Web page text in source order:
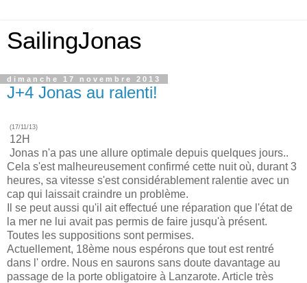
SailingJonas
dimanche 17 novembre 2013
J+4 Jonas au ralenti!
(17/11/13)
12H
Jonas n'a pas une allure optimale depuis quelques jours..
Cela s'est malheureusement confirmé cette nuit où, durant 3
heures, sa vitesse s'est considérablement ralentie avec un
cap qui laissait craindre un problème.
Il se peut aussi qu'il ait effectué une réparation que l'état de
la mer ne lui avait pas permis de faire jusqu'à présent.
Toutes les suppositions sont permises.
Actuellement, 18ème nous espérons que tout est rentré
dans l' ordre. Nous en saurons sans doute davantage au
passage de la porte obligatoire à Lanzarote. Article très